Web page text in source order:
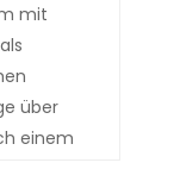
mit
über
einem